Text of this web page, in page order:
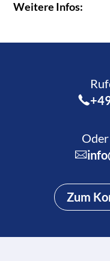
Weitere Infos:
Zum